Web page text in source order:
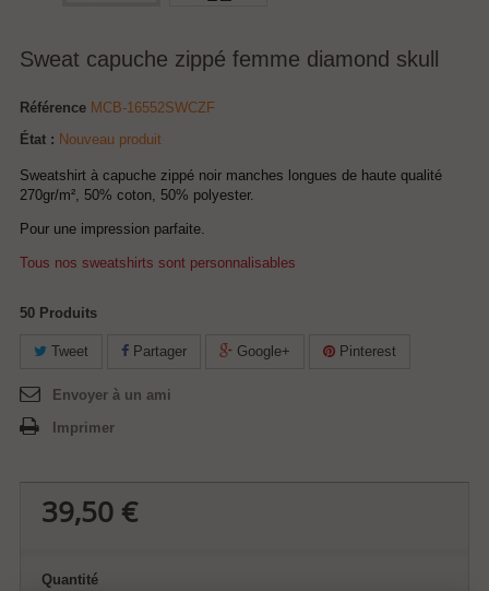
Sweat capuche zippé femme diamond skull
Référence MCB-16552SWCZF
État : Nouveau produit
Sweatshirt à capuche zippé noir manches longues de haute qualité
270gr/m², 50% coton, 50% polyester.
Pour une impression parfaite.
Tous nos sweatshirts sont personnalisables
50 Produits
Tweet Partager Google+ Pinterest
Envoyer à un ami
Imprimer
39,50 €
Quantité